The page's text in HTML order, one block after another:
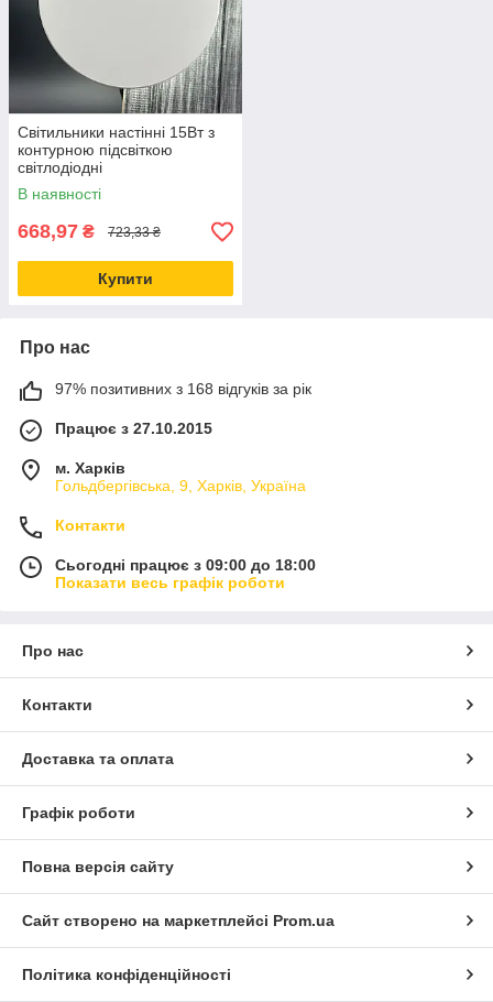
Світильники настінні 15Вт з
контурною підсвіткою
світлодіодні
3000К/4200K/6500K 1500Лм
білий корпус IP65
В наявності
668,97 ₴ 723,33 ₴
Купити
Про нас
97% позитивних з 168 відгуків за рік
Працює з 27.10.2015
м. Харків
Гольдбергівська, 9, Харків, Україна
Контакти
Сьогодні працює з 09:00 до 18:00
Показати весь графік роботи
Про нас
Контакти
Доставка та оплата
Графік роботи
Повна версія сайту
Сайт створено на маркетплейсі Prom.ua
Політика конфіденційності